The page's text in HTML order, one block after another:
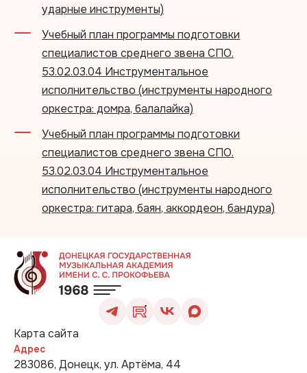
ударные инструменты)
Учебный план программы подготовки
специалистов среднего звена СПО.
53.02.03.04 Инструментальное
исполнительство (инструменты народного
оркестра: домра, балалайка)
Учебный план программы подготовки
специалистов среднего звена СПО.
53.02.03.04 Инструментальное
исполнительство (инструменты народного
оркестра: гитара, баян, аккордеон, бандура)
Карта сайта
Адрес
283086, Донецк, ул. Артёма, 44